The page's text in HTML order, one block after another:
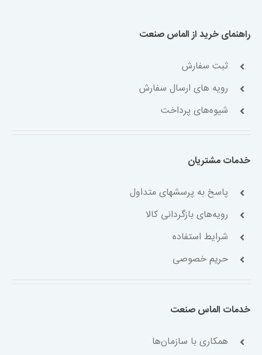
راهنمای خرید از الماس صنعت
ثبت سفارش
رویه های ارسال سفارش
شیوه‌های پرداخت
خدمات مشتریان
پاسخ به پرسشهای متداول
رویه‌های بازگردانی کالا
شرایط استفاده
حریم خصوصی
خدمات الماس صنعت
همکاری با سازمان‌ها